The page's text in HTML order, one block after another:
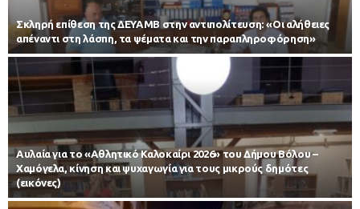
Σκληρή επίθεση της ΔΕΥΑΜΒ στην αντιπολίτευση: «Οι αλήθειες
απέναντι στη λάσπη, τα ψέματα και την παραπληροφόρηση»
Αυλαία για το «Αθλητικό Καλοκαίρι 2026» του Δήμου Βόλου –
Χαμόγελα, κίνηση και ψυχαγωγία για τους μικρούς δημότες
(εικόνες)